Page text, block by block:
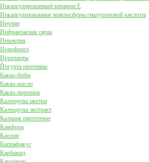
Инкапсулированный витамин Е
Инкапсульрованные микросферы гиалуроновой кислоты
Инулин
Инфракрасная сауна
Инъекция
Ионофорез
Ирританты
Йогурта протеины
Какао-бобы
Какао-масло
Какао-порошок
Календулы цветки
Календулы экстракт
Кальция пантотенат
Камфора
Каолин
Каппафикус
Карбамид